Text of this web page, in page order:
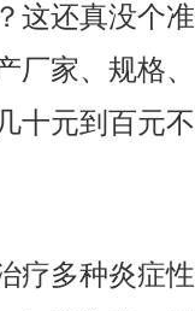
这还真没个准
厂家、规格、
十元到百元不
疗多种炎症性